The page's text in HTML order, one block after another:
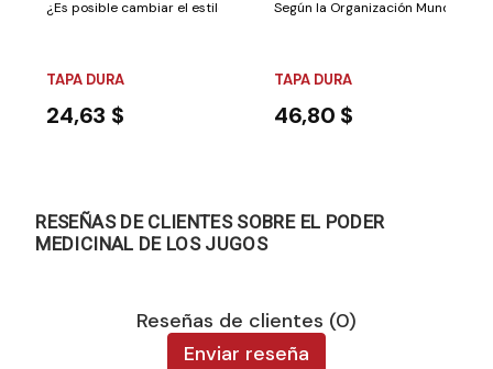
¿Es posible cambiar el estilo de vida?Probablemente muchos se
TAPA DURA
24,63 $
Según la Organización Mundial de
TAPA DURA
46,80 $
RESEÑAS DE CLIENTES SOBRE EL PODER
MEDICINAL DE LOS JUGOS
Reseñas de clientes (0)
Enviar reseña